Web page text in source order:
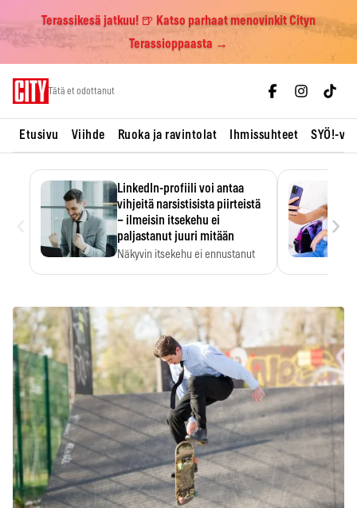
Terassikesä jatkuu! 🍺 Katso parhaat menovinkit Cityn
Terassioppaasta →
Tätä et odottanut
Etusivu Viihde Ruoka ja ravintolat Ihmissuhteet SYÖ!-
LinkedIn-profiili voi antaa
vihjeitä narsistisista piirteistä
– ilmeisin itsekehu ei
paljastanut juuri mitään
Näkyvin itsekehu ei ennustanut
›